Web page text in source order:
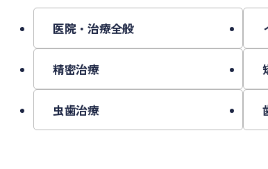
「今さら遅いのでは」「仕事中に装置
わせた方法をご提案いたします。
また、歯並びは日々の生活習慣（頬
当院では、保定期間中も歯の安定を
矯正治療は「歯を動かす治療」だけで
正しく保定を続けることで、後戻り
医院・治療全般
精密治療
虫歯治療